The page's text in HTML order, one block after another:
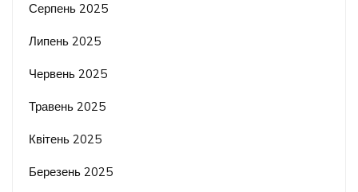
Серпень 2025
Липень 2025
Червень 2025
Травень 2025
Квітень 2025
Березень 2025